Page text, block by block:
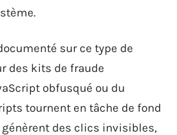
sur ce type de
des kits de fraude
obfusqué ou du
tournent en tâche de fond
des clics invisibles,